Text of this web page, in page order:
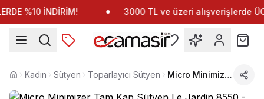
%10 İNDİRİM! 3000 TL ve üzeri alışverişlerde
Anasayfa
Kadın Sütyen Toparlayıcı Sütyen Micro Minimizer Tam Kap Sütyen Le Jardin 8550